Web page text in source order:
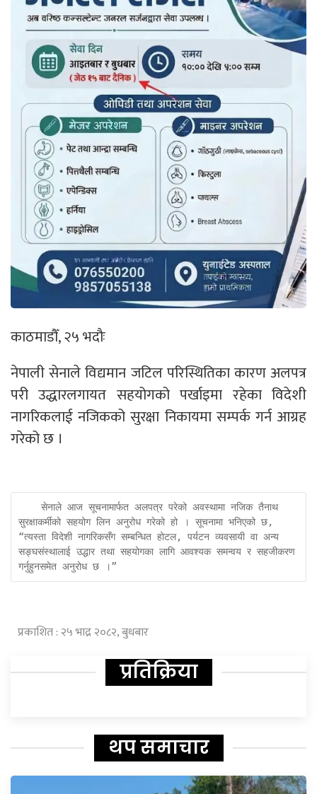
काठमाडौँ, २५ भदौः
नेपाली सेनाले विद्यमान जटिल परिस्थितिका कारण अलपत्र
परी उद्धारलगायत सहयोगको पर्खाइमा रहेका विदेशी
नागरिकलाई नजिकको सुरक्षा निकायमा सम्पर्क गर्न आग्रह
गरेको छ ।
सुरक्षाकर्मीको सहयोग लिन अनुरोध गरेको हो । सूचनामा भनिएको छ,
“त्यस्ता विदेशी नागरिकसँग सम्बन्धित होटल, पर्यटन व्यवसायी वा अन्य
सङ्घसंस्थालाई उद्धार तथा सहयोगका लागि आवश्यक समन्वय र सहजीकरण
गर्नुहुनसमेत अनुरोध छ ।”
प्रकाशित : २५ भाद्र २०८२, बुधबार
प्रतिक्रिया
थप समाचार